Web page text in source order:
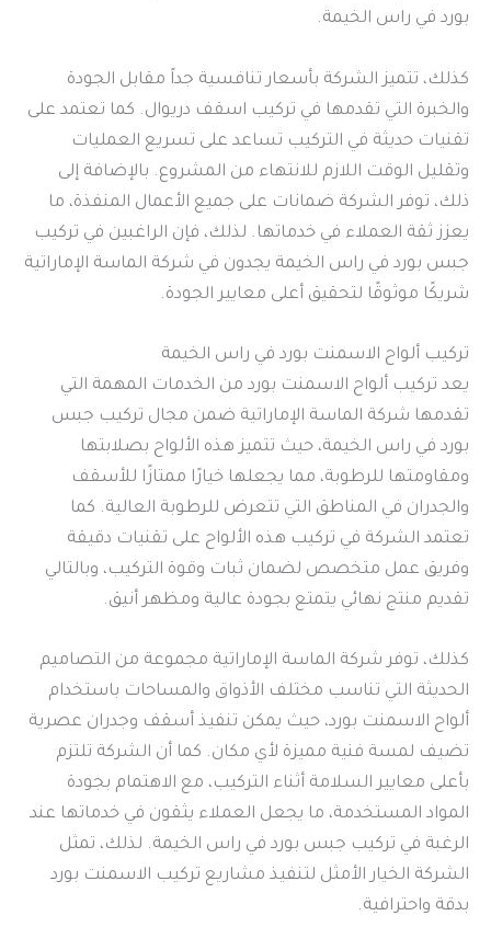
بورد في راس الخيمة.
كذلك، تتميز الشركة بأسعار تنافسية جداً مقابل الجودة
والخبرة التي تقدمها في تركيب اسقف دريوال. كما تعتمد على
تقنيات حديثة في التركيب تساعد على تسريع العمليات
وتقليل الوقت اللازم للانتهاء من المشروع. بالإضافة إلى
ذلك، توفر الشركة ضمانات على جميع الأعمال المنفذة، ما
يعزز ثقة العملاء في خدماتها. لذلك، فإن الراغبين في تركيب
جبس بورد في راس الخيمة يجدون في شركة الماسة الإماراتية
شريكًا موثوقًا لتحقيق أعلى معايير الجودة.
تركيب ألواح الاسمنت بورد في راس الخيمة
يعد تركيب ألواح الاسمنت بورد من الخدمات المهمة التي
تقدمها شركة الماسة الإماراتية ضمن مجال تركيب جبس
بورد في راس الخيمة، حيث تتميز هذه الألواح بصلابتها
ومقاومتها للرطوبة، مما يجعلها خيارًا ممتازًا للأسقف
والجدران في المناطق التي تتعرض للرطوبة العالية. كما
تعتمد الشركة في تركيب هذه الألواح على تقنيات دقيقة
وفريق عمل متخصص لضمان ثبات وقوة التركيب، وبالتالي
تقديم منتج نهائي يتمتع بجودة عالية ومظهر أنيق.
كذلك، توفر شركة الماسة الإماراتية مجموعة من التصاميم
الحديثة التي تناسب مختلف الأذواق والمساحات باستخدام
ألواح الاسمنت بورد، حيث يمكن تنفيذ أسقف وجدران عصرية
تضيف لمسة فنية مميزة لأي مكان. كما أن الشركة تلتزم
بأعلى معايير السلامة أثناء التركيب، مع الاهتمام بجودة
المواد المستخدمة، ما يجعل العملاء يثقون في خدماتها عند
الرغبة في تركيب جبس بورد في راس الخيمة. لذلك، تمثل
الشركة الخيار الأمثل لتنفيذ مشاريع تركيب الاسمنت بورد
بدقة واحترافية.